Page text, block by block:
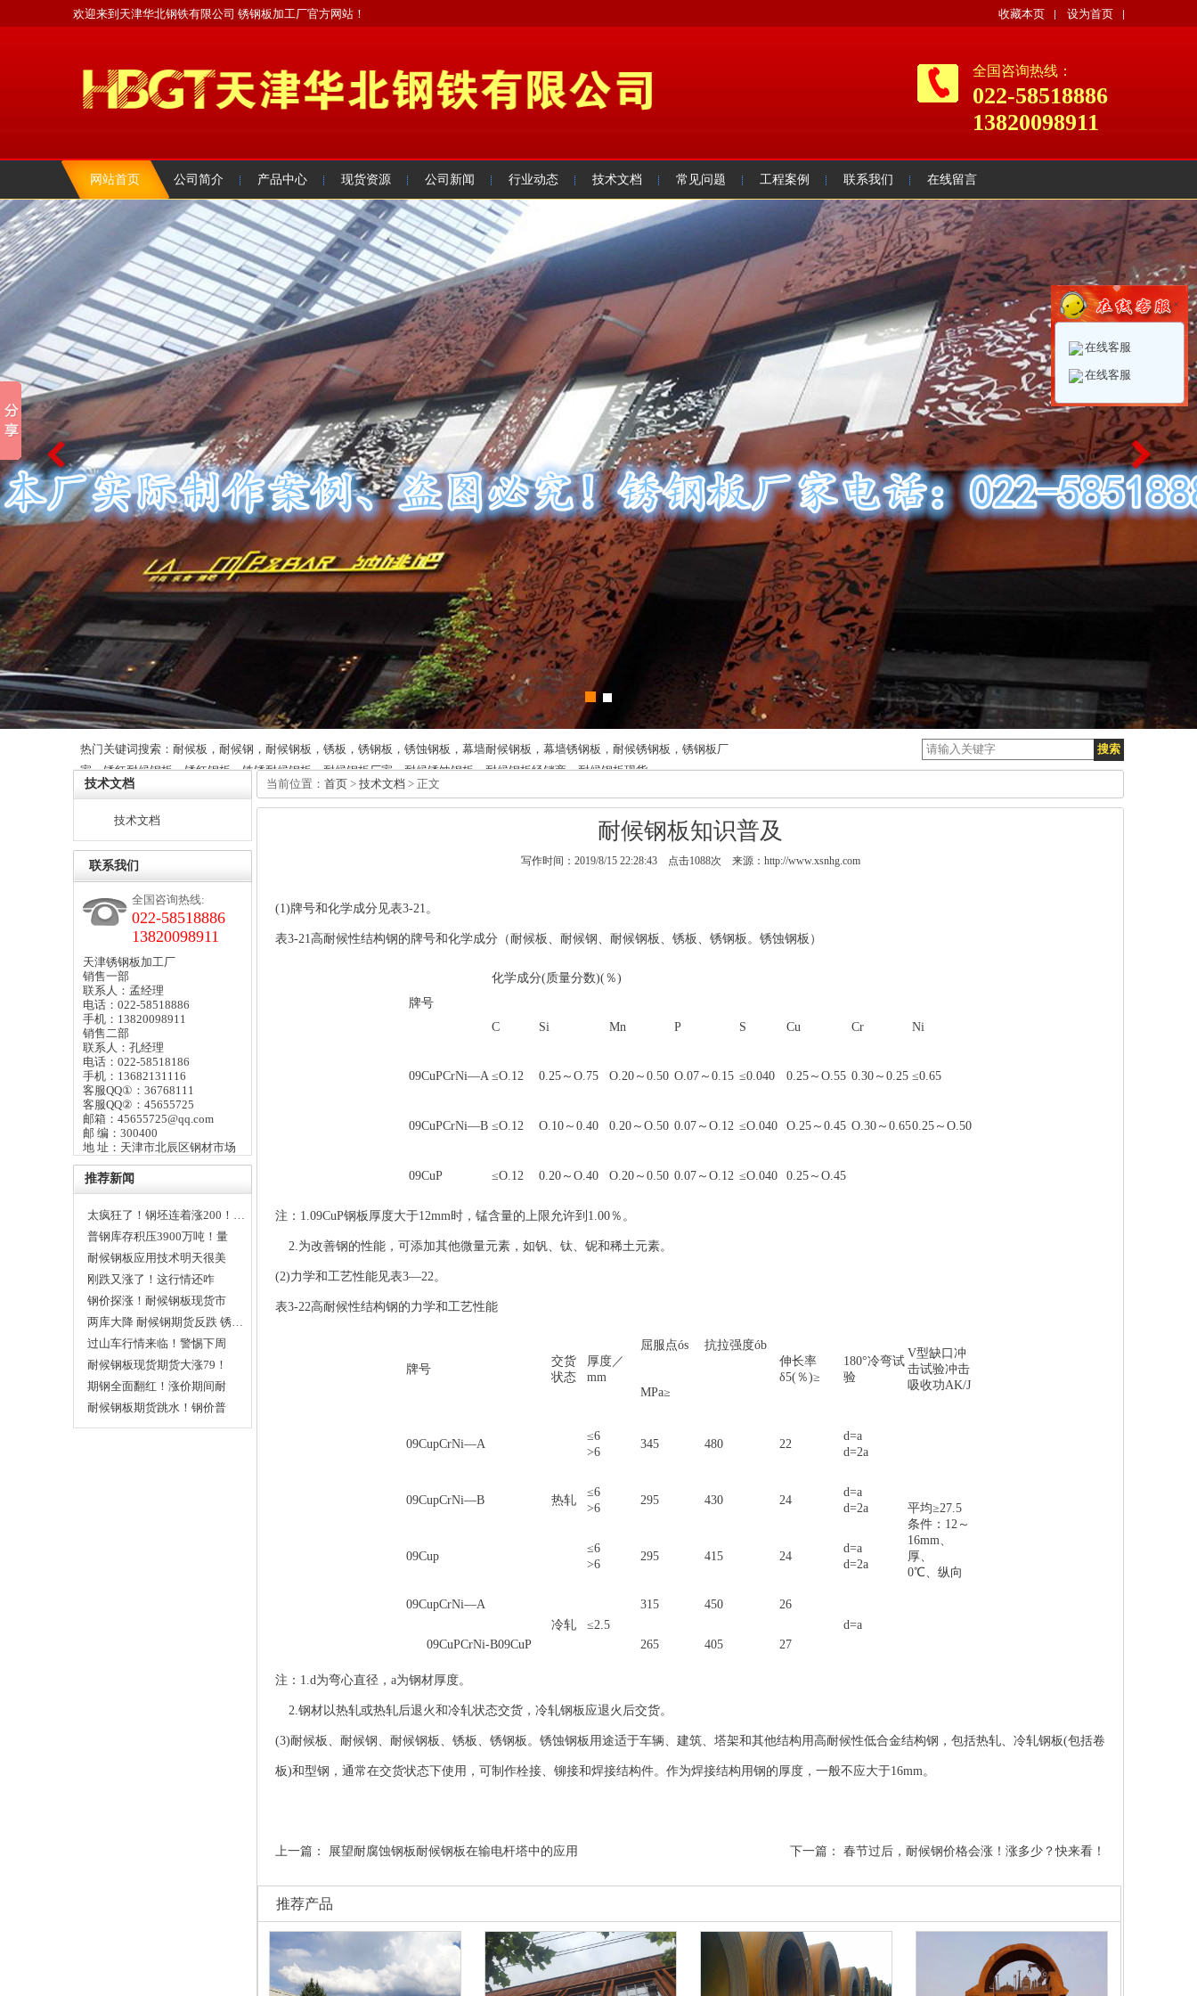
收藏本页 设为首页
欢迎来到天津华北钢铁有限公司 锈钢板加工厂官方网站！
全国咨询热线：
022-58518886
13820098911
网站首页 公司简介 产品中心 现货资源 公司新闻 行业动态 技术文档 常见问题 工程案例 联系我们 在线留言
热门关键词搜索：耐候板，耐候钢，耐候钢板，锈板，锈钢板，锈蚀钢板，幕墙耐候钢板，幕墙锈钢板，耐候锈钢板，锈钢板厂
家，锈红耐候钢板，锈红钢板，铁锈耐候钢板，耐候钢板厂家，耐候锈蚀钢板，耐候钢板经销商，耐候钢板现货
技术文档
技术文档
联系我们
全国咨询热线:
022-58518886
13820098911
天津锈钢板加工厂
销售一部
联系人：孟经理
电话：022-58518886
手机：13820098911
销售二部
联系人：孔经理
电话：022-58518186
手机：13682131116
客服QQ①：36768111
客服QQ②：45655725
邮箱：45655725@qq.com
邮 编：300400
地 址：天津市北辰区钢材市场
推荐新闻
太疯狂了！钢坯连着涨200！…
普钢库存积压3900万吨！量
这…
耐候钢板应用技术明天很美
好…
刚跌又涨了！这行情还咋
干！…
钢价探涨！耐候钢板现货市
场…
两库大降 耐候钢期货反跌 锈…
过山车行情来临！警惕下周
耐…
耐候钢板现货期货大涨79！
高…
期钢全面翻红！涨价期间耐
候…
耐候钢板期货跳水！钢价普
遍…
当前位置： 首页 > 技术文档 > 正文
耐候钢板知识普及
写作时间：2019/8/15 22:28:43 点击1088次 来源：http://www.xsnhg.com
(1)牌号和化学成分见表3-21。
表3-21高耐候性结构钢的牌号和化学成分（ 耐候板 、 耐候钢 、 耐候钢板 、 锈板 、 锈钢板 。 锈蚀钢板 ）
牌号
化学成分(质量分数)(％)
C Si Mn P S Cu Cr Ni
09CuPCrNi—A ≤O.12 0.25～O.75 O.20～0.50 O.07～0.15 ≤0.040 0.25～O.55 0.30～0.25 ≤0.65
09CuPCrNi—B ≤O.12 O.10～0.40 0.20～O.50 0.07～O.12 ≤O.040 O.25～0.45 O.30～0.650.25～O.50
09CuP ≤O.12 0.20～O.40 O.20～0.50 0.07～O.12 ≤O.040 0.25～O.45
注：1.09CuP钢板厚度大于12mm时，锰含量的上限允许到1.00％。
2.为改善钢的性能，可添加其他微量元素，如钒、钛、铌和稀土元素。
(2)力学和工艺性能见表3—22。
表3-22高耐候性结构钢的力学和工艺性能
牌号
交货
状态
厚度／
mm
屈服点ós
抗拉强度ób
伸长率
δ5(％)≥
180°冷弯试
验
V型缺口冲
击试验冲击
吸收功AK/J
MPa≥
09CupCrNi—A
热轧
≤6
>6
345 480 22
d=a
d=2a
平均≥27.5
条件：12～
16mm、
厚、
0℃、纵向
09CupCrNi—B
≤6
>6
295 430 24
d=a
d=2a
09Cup
≤6
>6
295 415 24
d=a
d=2a
09CupCrNi—A
冷轧
≤2.5
315 450
26
d=a
09CuPCrNi-B09CuP
265 405 27
注：1.d为弯心直径，a为钢材厚度。
2.钢材以热轧或热轧后退火和冷轧状态交货，冷轧钢板应退火后交货。
(3)耐候板 、 耐候钢 、 耐候钢板 、 锈板 、 锈钢板 。 锈蚀钢板 用途适于车辆、建筑、塔架和其他结构用高耐候性低合金结构钢，包括热轧、冷轧钢板(包括卷
板)和型钢，通常在交货状态下使用，可制作栓接、铆接和焊接结构件。作为焊接结构用钢的厚度，一般不应大于16mm。
上一篇： 展望耐腐蚀钢板耐候钢板在输电杆塔中的应用 下一篇： 春节过后，耐候钢价格会涨！涨多少？快来看！
推荐产品
×
在线客服
在线客服